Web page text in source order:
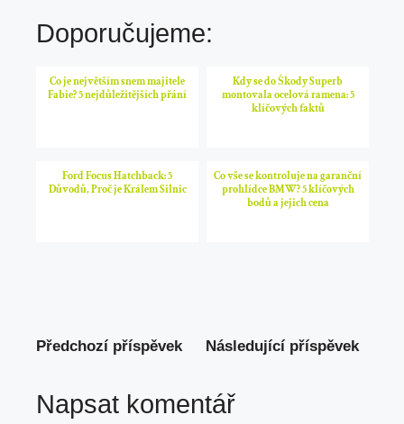
Doporučujeme:
Co je největším snem majitele
Fabie? 5 nejdůležitějších přání
Kdy se do Škody Superb
montovala ocelová ramena: 5
klíčových faktů
Ford Focus Hatchback: 5
Důvodů, Proč je Králem Silnic
Co vše se kontroluje na garanční
prohlídce BMW? 5 klíčových
bodů a jejich cena
Předchozí příspěvek Následující příspěvek
Napsat komentář